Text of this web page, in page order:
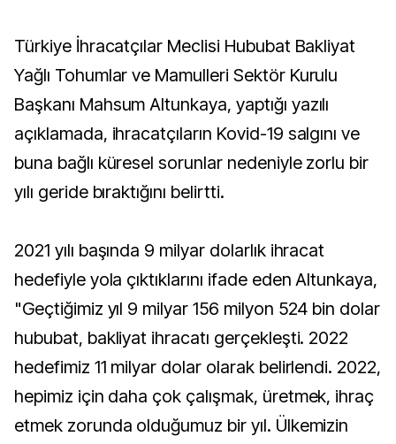
Türkiye İhracatçılar Meclisi Hububat Bakliyat
Yağlı Tohumlar ve Mamulleri Sektör Kurulu
Başkanı Mahsum Altunkaya, yaptığı yazılı
açıklamada, ihracatçıların Kovid-19 salgını ve
buna bağlı küresel sorunlar nedeniyle zorlu bir
yılı geride bıraktığını belirtti.
2021 yılı başında 9 milyar dolarlık ihracat
hedefiyle yola çıktıklarını ifade eden Altunkaya,
"Geçtiğimiz yıl 9 milyar 156 milyon 524 bin dolar
hububat, bakliyat ihracatı gerçekleşti. 2022
hedefimiz 11 milyar dolar olarak belirlendi. 2022,
hepimiz için daha çok çalışmak, üretmek, ihraç
etmek zorunda olduğumuz bir yıl. Ülkemizin